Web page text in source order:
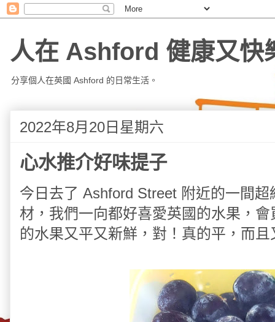
人在 Ashford 健康又快
分享個人在英國 Ashford 的日常生活。
2022年8月20日星期六
心水推介好味提子
今日去了 Ashford Street 附近的一間
材，我們一向都好喜愛英國的水果，
的水果又平又新鮮，對！真的平，而且